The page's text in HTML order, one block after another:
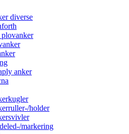
diverse
anker
holder
markering